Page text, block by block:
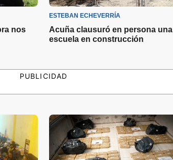
nos
ESTEBAN ECHEVERRÍA
Acuña clausuró en persona una
escuela en construcción
PUBLICIDAD